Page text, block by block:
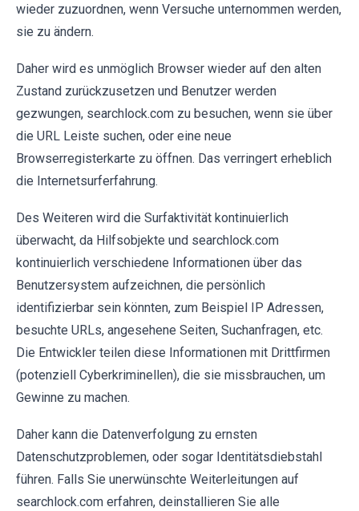
wieder zuzuordnen, wenn Versuche unternommen werden,
sie zu ändern.
Daher wird es unmöglich Browser wieder auf den alten
Zustand zurückzusetzen und Benutzer werden
gezwungen, searchlock.com zu besuchen, wenn sie über
die URL Leiste suchen, oder eine neue
Browserregisterkarte zu öffnen. Das verringert erheblich
die Internetsurferfahrung.
Des Weiteren wird die Surfaktivität kontinuierlich
überwacht, da Hilfsobjekte und searchlock.com
kontinuierlich verschiedene Informationen über das
Benutzersystem aufzeichnen, die persönlich
identifizierbar sein könnten, zum Beispiel IP Adressen,
besuchte URLs, angesehene Seiten, Suchanfragen, etc.
Die Entwickler teilen diese Informationen mit Drittfirmen
(potenziell Cyberkriminellen), die sie missbrauchen, um
Gewinne zu machen.
Daher kann die Datenverfolgung zu ernsten
Datenschutzproblemen, oder sogar Identitätsdiebstahl
führen. Falls Sie unerwünschte Weiterleitungen auf
searchlock.com erfahren, deinstallieren Sie alle